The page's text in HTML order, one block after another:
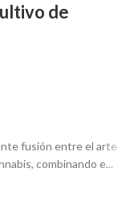
de
fusión entre el arte
combinando e...